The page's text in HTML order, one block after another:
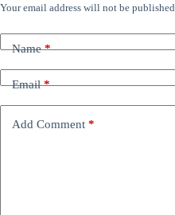
Your email address will not be published.
Name*
Email*
Add Comment *